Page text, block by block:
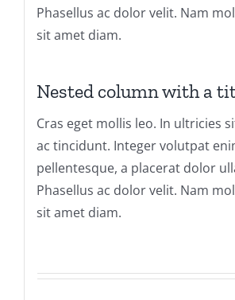
Phasellus ac dolor velit. Nam
sit amet diam.
Nested column with a
Cras eget mollis leo. In ultricies
ac tincidunt. Integer volutpat
pellentesque, a placerat dolor
Phasellus ac dolor velit. Nam
sit amet diam.